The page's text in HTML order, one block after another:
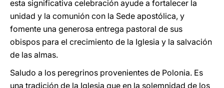
esta significativa celebración ayude a fortalecer la
unidad y la comunión con la Sede apostólica, y
fomente una generosa entrega pastoral de sus
obispos para el crecimiento de la Iglesia y la salvación
de las almas.
Saludo a los peregrinos provenientes de Polonia. Es
una tradición de la Iglesia que en la solemnidad de los